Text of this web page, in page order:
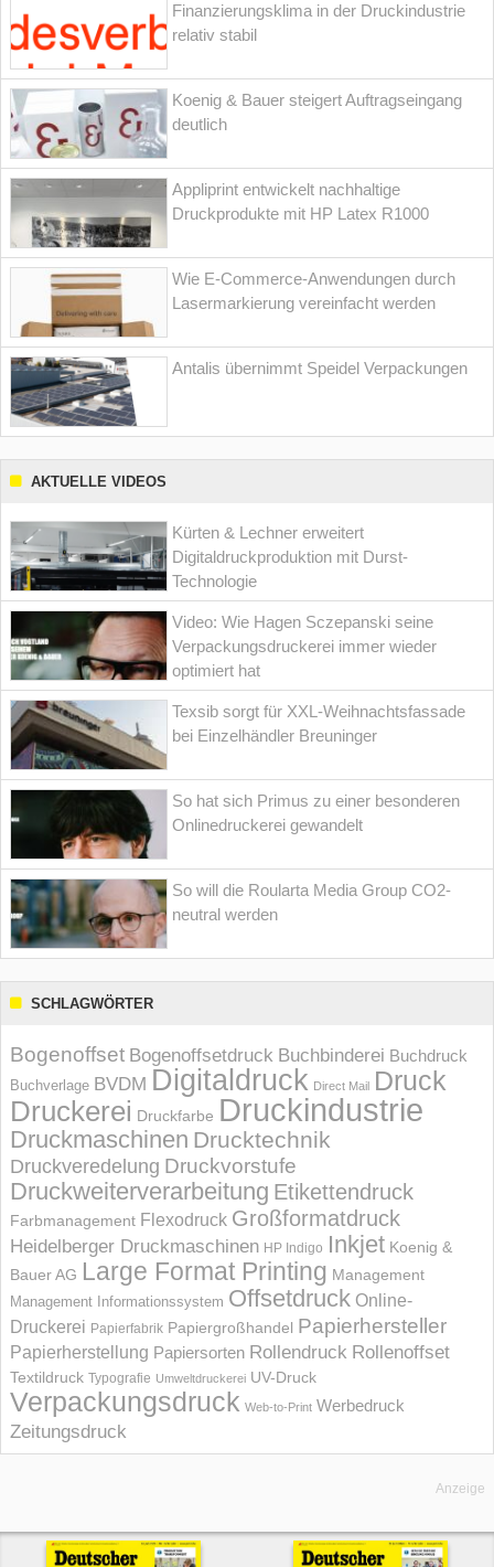
Finanzierungsklima in der Druckindustrie
relativ stabil
Koenig & Bauer steigert Auftragseingang
deutlich
Appliprint entwickelt nachhaltige
Druckprodukte mit HP Latex R1000
Wie E-Commerce-Anwendungen durch
Lasermarkierung vereinfacht werden
Antalis übernimmt Speidel Verpackungen
AKTUELLE VIDEOS
Kürten & Lechner erweitert
Digitaldruckproduktion mit Durst-
Technologie
Video: Wie Hagen Sczepanski seine
Verpackungsdruckerei immer wieder
optimiert hat
Texsib sorgt für XXL-Weihnachtsfassade
bei Einzelhändler Breuninger
So hat sich Primus zu einer besonderen
Onlinedruckerei gewandelt
So will die Roularta Media Group CO2-
neutral werden
SCHLAGWÖRTER
Bogenoffset Bogenoffsetdruck Buchbinderei Buchdruck
Buchverlage BVDM Digitaldruck Direct Mail Druck
Druckerei Druckfarbe Druckindustrie
Druckmaschinen Drucktechnik
Druckveredelung Druckvorstufe
Druckweiterverarbeitung Etikettendruck
Farbmanagement Flexodruck Großformatdruck
Heidelberger Druckmaschinen HP Indigo Inkjet Koenig &
Bauer AG Large Format Printing Management
Management Informations­system Offsetdruck Online-
Druckerei Papierfabrik Papiergroßhandel Papierhersteller
Papierherstellung Papiersorten Rollendruck Rollenoffset
Textildruck Typografie Umweltdruckerei UV-Druck
Verpackungsdruck Web-to-Print Werbedruck
Zeitungsdruck
Anzeige